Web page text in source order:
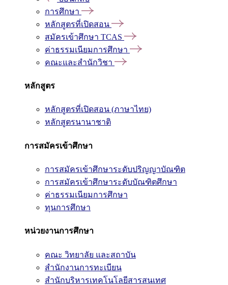
การศึกษา
หลักสูตรที่เปิดสอน
สมัครเข้าศึกษา TCAS
ค่าธรรมเนียมการศึกษา
คณะและสำนักวิชา
หลักสูตร
หลักสูตรที่เปิดสอน (ภาษาไทย)
หลักสูตรนานาชาติ
การสมัครเข้าศึกษา
การสมัครเข้าศึกษาระดับปริญญาบัณฑิต
การสมัครเข้าศึกษาระดับบัณฑิตศึกษา
ค่าธรรมเนียมการศึกษา
ทุนการศึกษา
หน่วยงานการศึกษา
คณะ วิทยาลัย และสถาบัน
สำนักงานการทะเบียน
สำนักบริหารเทคโนโลยีสารสนเทศ